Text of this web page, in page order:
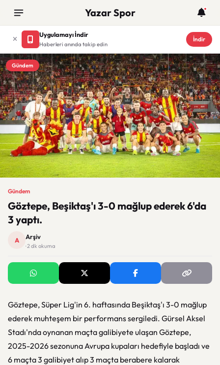
Yazar Spor
Uygulamayı İndir
Haberleri anında takip edin
İndir
Gündem
Gündem
Göztepe, Beşiktaş'ı 3-0 mağlup ederek 6'da
3 yaptı.
A Arşiv
· 2 dk okuma
Göztepe, Süper Lig'in 6. haftasında Beşiktaş'ı 3-0 mağlup
ederek muhteşem bir performans sergiledi. Gürsel Aksel
Stadı'nda oynanan maçta galibiyete ulaşan Göztepe,
2025-2026 sezonuna Avrupa kupaları hedefiyle başladı ve
6 maçta 3 galibiyet alıp 3 maçta berabere kalarak